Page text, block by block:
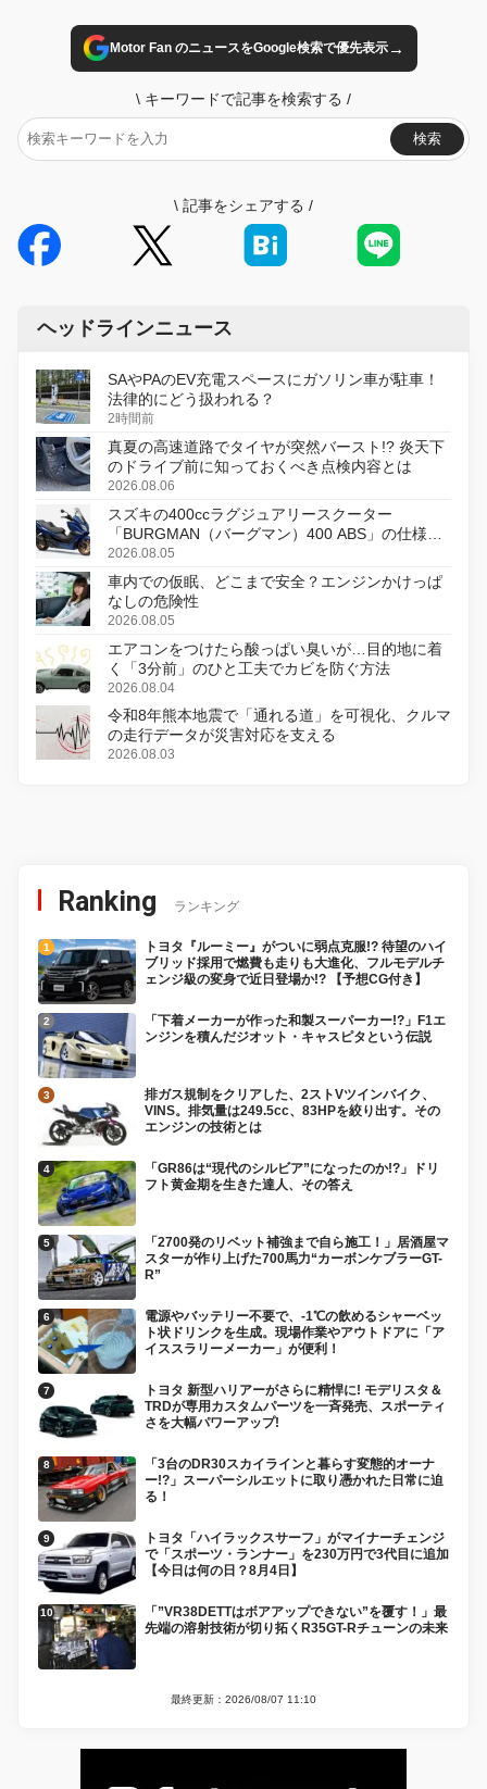
Motor Fan のニュースをGoogle検索で優先表示→
\ キーワードで記事を検索する /
検索
\ 記事をシェアする /
ヘッドラインニュース
SAやPAのEV充電スペースにガソリン車が駐車！
法律的にどう扱われる？
2時間前
真夏の高速道路でタイヤが突然バースト!? 炎天下
のドライブ前に知っておくべき点検内容とは
2026.08.06
スズキの400ccラグジュアリースクーター
「BURGMAN（バーグマン）400 ABS」の仕様を
変更し、8月18日に発売
2026.08.05
車内での仮眠、どこまで安全？エンジンかけっぱ
なしの危険性
2026.08.05
エアコンをつけたら酸っぱい臭いが…目的地に着
く「3分前」のひと工夫でカビを防ぐ方法
2026.08.04
令和8年熊本地震で「通れる道」を可視化、クルマ
の走行データが災害対応を支える
2026.08.03
Ranking ランキング
トヨタ『ルーミー』がついに弱点克服!? 待望のハイ
ブリッド採用で燃費も走りも大進化、フルモデルチ
ェンジ級の変身で近日登場か!? 【予想CG付き】
「下着メーカーが作った和製スーパーカー!?」F1エ
ンジンを積んだジオット・キャスピタという伝説
排ガス規制をクリアした、2ストVツインバイク、
VINS。排気量は249.5cc、83HPを絞り出す。その
エンジンの技術とは
「GR86は“現代のシルビア”になったのか!?」ドリ
フト黄金期を生きた達人、その答え
「2700発のリベット補強まで自ら施工！」居酒屋マ
スターが作り上げた700馬力“カーボンケブラーGT-
R”
電源やバッテリー不要で、-1℃の飲めるシャーベッ
ト状ドリンクを生成。現場作業やアウトドアに「ア
イススラリーメーカー」が便利！
トヨタ 新型ハリアーがさらに精悍に! モデリスタ＆
TRDが専用カスタムパーツを一斉発売、スポーティ
さを大幅パワーアップ!
「3台のDR30スカイラインと暮らす変態的オーナ
ー!?」スーパーシルエットに取り憑かれた日常に迫
る！
トヨタ「ハイラックスサーフ」がマイナーチェンジ
で「スポーツ・ランナー」を230万円で3代目に追加
【今日は何の日？8月4日】
「”VR38DETTはボアアップできない”を覆す！」最
先端の溶射技術が切り拓くR35GT-Rチューンの未来
最終更新：2026/08/07 11:10